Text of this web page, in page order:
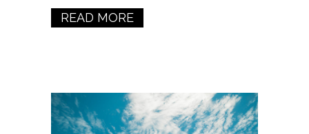
READ MORE